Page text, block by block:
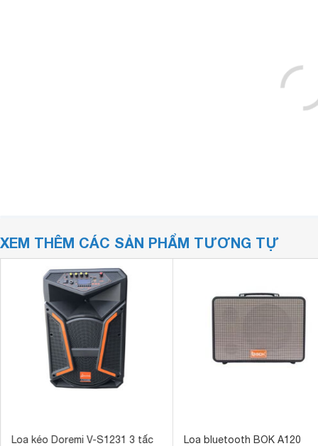
XEM THÊM CÁC SẢN PHẨM TƯƠNG TỰ
Loa kéo Doremi V-S1231 3 tấc
Loa bluetooth BOK A120